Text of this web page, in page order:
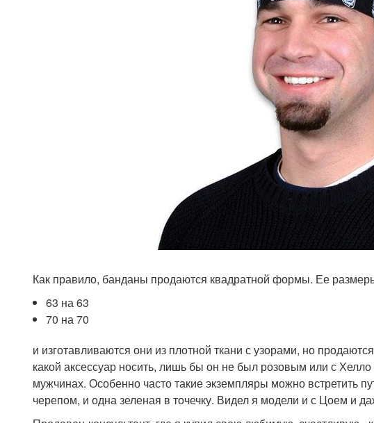
Как правило, банданы продаются квадратной формы. Ее
63 на 63
70 на 70
и изготавливаются они из плотной ткани с узорами, но
какой аксессуар носить, лишь бы он не был розовым или с Хелло
мужчинах. Особенно часто такие экземпляры можно встретить
черепом, и одна зеленая в точечку. Видел я модели и с Цоем и